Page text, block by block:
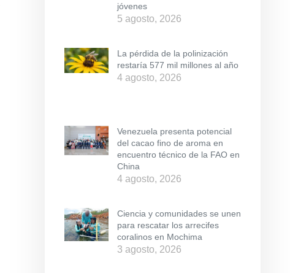
jóvenes
5 agosto, 2026
La pérdida de la polinización
restaría 577 mil millones al año
4 agosto, 2026
Venezuela presenta potencial
del cacao fino de aroma en
encuentro técnico de la FAO en
China
4 agosto, 2026
Ciencia y comunidades se unen
para rescatar los arrecifes
coralinos en Mochima
3 agosto, 2026